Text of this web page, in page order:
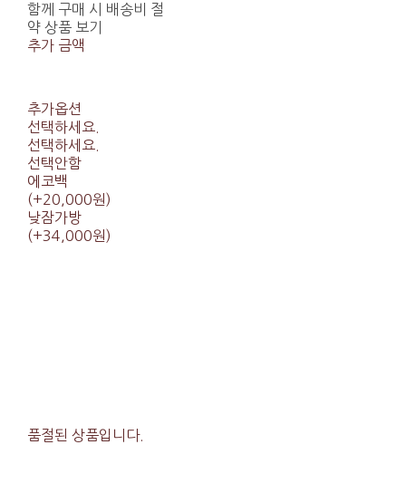
함께 구매 시 배송비 절
약 상품 보기
추가 금액
추가옵션
선택하세요.
선택하세요.
선택안함
에코백
(+20,000원)
낮잠가방
(+34,000원)
품절된 상품입니다.